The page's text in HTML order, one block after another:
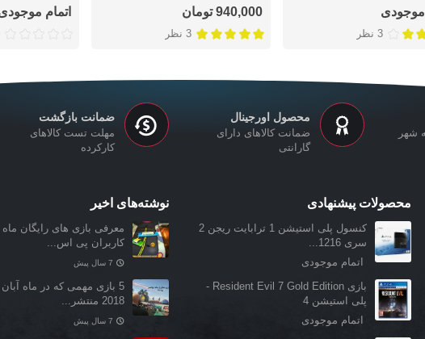
موجودی
3 نظر
940,000 تومان
3 نظر
DESIGN
اتمام
۲۲گانه شهر
محصول اورجینال
ضمانت کالاهای دارای
گارانتی
ضمانت بازگشت
مهلت تست کالاهای
کارکرده
محصولات پیشنهادی
کنسول پلی استیشن 1 ترابایت ریجن 2
سری 1216...
اتمام موجودی
بازی Resident Evil 7 Gold Edition -
پلی استیشن 4
اتمام موجودی
نوشته‌های اخیر
معرفی بازی‌ های رایگان ماه
کاربران پی اس...
7 سال پیش
5 بازی مهمی که در ماه آبان
2018 منتشر...
7 سال پیش